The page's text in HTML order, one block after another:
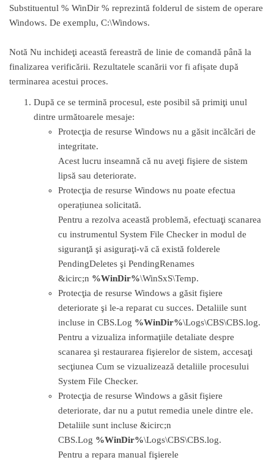
Substituentul % WinDir % reprezintă folderul de sistem de operare
Windows. De exemplu, C:\Windows.
Notă Nu inchideţi această fereastră de linie de comandă până la
finalizarea verificării. Rezultatele scanării vor fi afișate după
terminarea acestui proces.
După ce se termină procesul, este posibil să primiţi unul
dintre următoarele mesaje:
Protecţia de resurse Windows nu a găsit incălcări de
integritate.
Acest lucru inseamnă că nu aveţi fişiere de sistem
lipsă sau deteriorate.
Protecţia de resurse Windows nu poate efectua
operațiunea solicitată.
Pentru a rezolva această problemă, efectuaţi scanarea
cu instrumentul System File Checker in modul de
siguranţă şi asiguraţi-vă că există folderele
PendingDeletes şi PendingRenames
&icirc;n %WinDir%\WinSxS\Temp.
Protecţia de resurse Windows a găsit fişiere
deteriorate şi le-a reparat cu succes. Detaliile sunt
incluse in CBS.Log %WinDir%\Logs\CBS\CBS.log.
Pentru a vizualiza informaţiile detaliate despre
scanarea şi restaurarea fişierelor de sistem, accesaţi
secţiunea Cum se vizualizează detaliile procesului
System File Checker.
Protecţia de resurse Windows a găsit fişiere
deteriorate, dar nu a putut remedia unele dintre ele.
Detaliile sunt incluse &icirc;n
CBS.Log %WinDir%\Logs\CBS\CBS.log.
Pentru a repara manual fişierele